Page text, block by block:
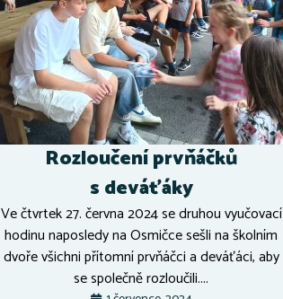
Rozloučení prvňáčků
s deváťáky
Ve čtvrtek 27. června 2024 se druhou vyučovací
hodinu naposledy na Osmičce sešli na školním
dvoře všichni přítomní prvňáčci a deváťáci, aby
se společně rozloučili....